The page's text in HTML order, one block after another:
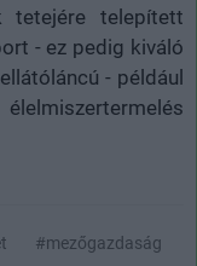
tetejére telepített
- ez pedig kiváló
- például
#mezőgazdaság